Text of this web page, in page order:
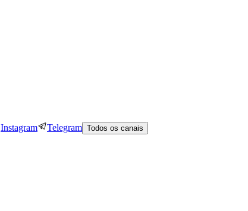
Instagram Telegram Todos os canais